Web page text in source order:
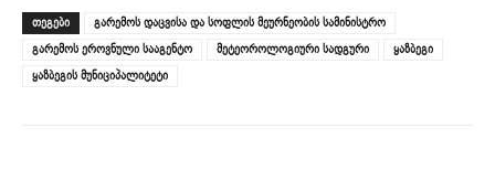
(Opens
in
new
window)
(Opens
in
new
window)
(Opens
in
new
window)
(Opens
in
new
window)
(Opens
in
new
window)
new
window)
ᲗᲔᲒᲔᲑᲘ
გარემოს დაცვისა და სოფლის მეურნეობის სამინისტრო
გარემოს ეროვნული სააგენტო
მეტეოროლოგიური სადგური
ყაზბეგი
ყაზბეგის მუნიციპალიტეტი